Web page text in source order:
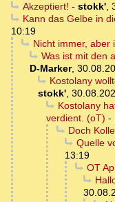
Akzeptiert! - stokk',
Kann das Gelbe in
10:19
Nicht immer, aber
Was ist mit den
D-Marker,
Kostolany
stokk',
Kostolany
verdient. (oT) -
Doch
Quelle
13:19
OT